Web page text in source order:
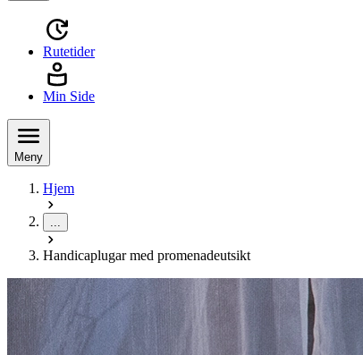
Rutetider
Min Side
Meny
Hjem
Handicaplugar med promenadeutsikt